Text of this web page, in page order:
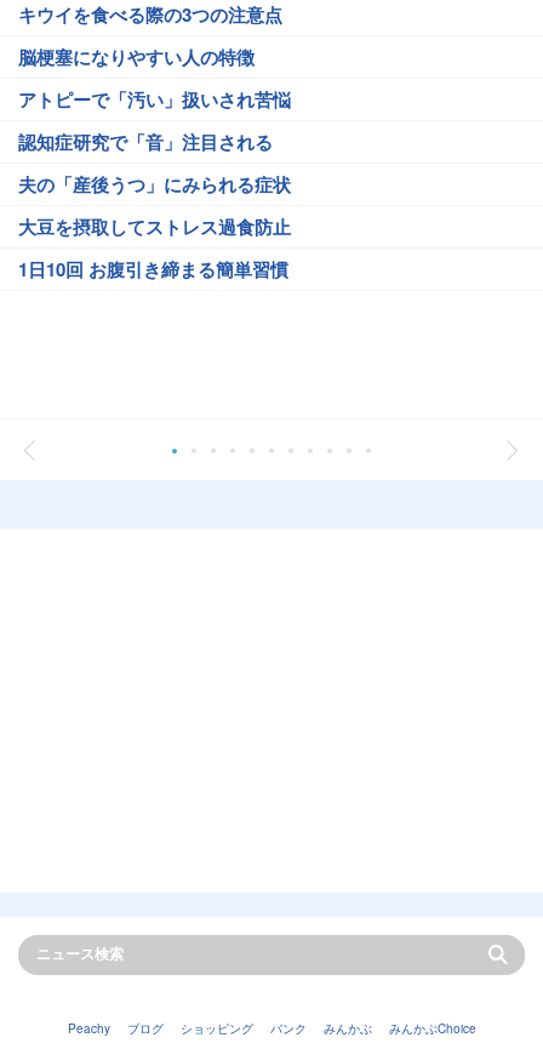
キウイを食べる際の3つの注意点
脳梗塞になりやすい人の特徴
アトピーで「汚い」扱いされ苦悩
認知症研究で「音」注目される
夫の「産後うつ」にみられる症状
大豆を摂取してストレス過食防止
1日10回 お腹引き締まる簡単習慣
Peachy ブログ ショッピング バンク みんかぶ みんかぶChoice